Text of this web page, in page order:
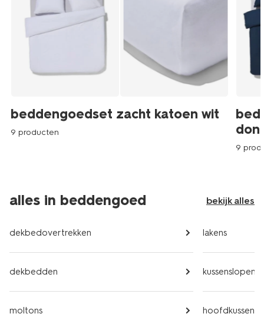
beddengoedset zacht katoen wit
9 producten
9
alles in beddengoed bekijk alles
dekbedovertrekken
dekbedden
moltons
lakens
kussenslopen
hoofdkussens